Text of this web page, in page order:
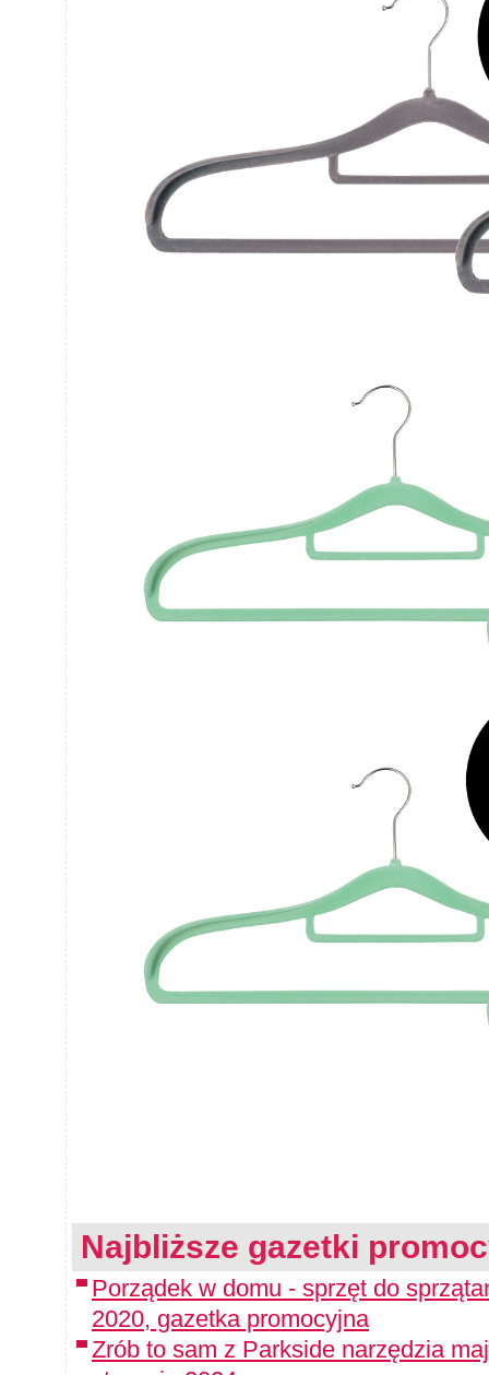
Najbliższe gazetki
Porządek w domu - sprzęt do
2020, gazetka promocyjna
Zrób to sam z Parkside narzędzia